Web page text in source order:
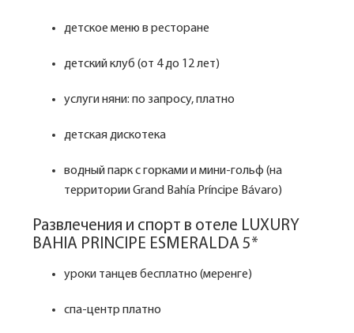
детское меню в ресторане
детский клуб (от 4 до 12 лет)
услуги няни: по запросу, платно
детская дискотека
водный парк с горками и мини-гольф (на
территории Grand Bahía Príncipe Bávaro)
Развлечения и спорт в отеле LUXURY
BAHIA PRINCIPE ESMERALDA 5*
уроки танцев бесплатно (меренге)
спа-центр платно